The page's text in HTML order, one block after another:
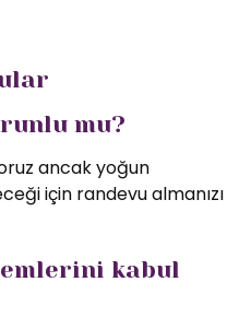
mu?
ancak yoğun
için randevu almanızı
kabul